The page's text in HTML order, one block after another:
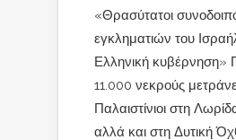
«Θρασύτατοι
εγκληματιών του
Ελληνική
11.000 νεκρούς
Παλαιστίνιοι στη
αλλά και στη Δυτική